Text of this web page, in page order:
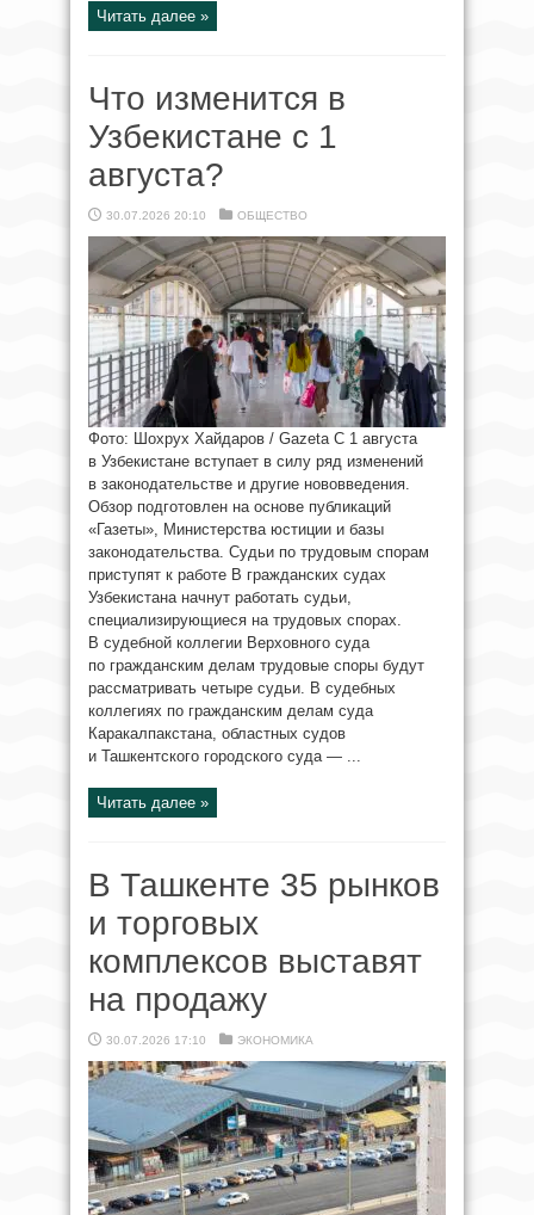
Читать далее »
Что изменится в
Узбекистане с 1
августа?
30.07.2026 20:10 ОБЩЕСТВО
Фото: Шохрух Хайдаров / Gazeta С 1 августа
в Узбекистане вступает в силу ряд изменений
в законодательстве и другие нововведения.
Обзор подготовлен на основе публикаций
«Газеты», Министерства юстиции и базы
законодательства. Судьи по трудовым спорам
приступят к работе В гражданских судах
Узбекистана начнут работать судьи,
специализирующиеся на трудовых спорах.
В судебной коллегии Верховного суда
по гражданским делам трудовые споры будут
рассматривать четыре судьи. В судебных
коллегиях по гражданским делам суда
Каракалпакстана, областных судов
и Ташкентского городского суда — ...
Читать далее »
В Ташкенте 35 рынков
и торговых
комплексов выставят
на продажу
30.07.2026 17:10 ЭКОНОМИКА